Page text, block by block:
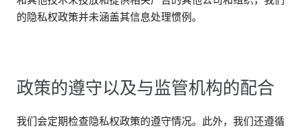
的隐私权政策并未涵盖其信息处理惯例。
政策的遵守以及与监管机构的配合
我们会定期检查隐私权政策的遵守情况。此外，我们还遵循